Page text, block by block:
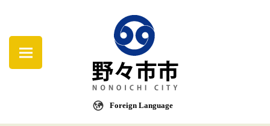
Foreign Language